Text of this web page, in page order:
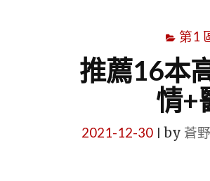
第1
推薦16本
情+
2021-12-30 by 蒼